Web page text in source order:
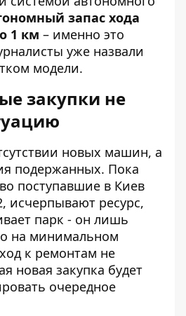
запас хода
1 км – именно это
уже назвали
модели.
закупки не
новых машин, а
подержанных. Пока
поступавшие в Киев
исчерпывают ресурс,
парк - он лишь
на минимальном
к ремонтам не
новая закупка будет
очередное